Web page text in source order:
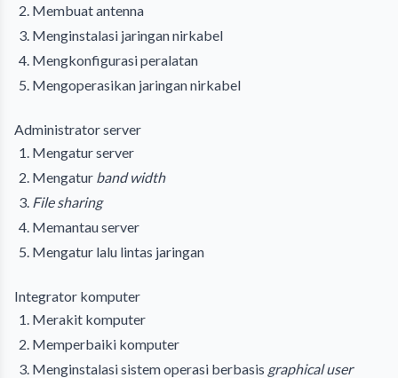
Membuat antenna
Menginstalasi jaringan nirkabel
Mengkonfigurasi peralatan
Mengoperasikan jaringan nirkabel
Administrator server
Mengatur server
Mengatur band width
File sharing
Memantau server
Mengatur lalu lintas jaringan
Integrator komputer
Merakit komputer
Memperbaiki komputer
Menginstalasi sistem operasi berbasis graphical user